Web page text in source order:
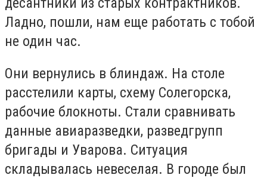
Ладно, пошли, нам еще работать с тобой
не один час.
Они вернулись в блиндаж. На столе
расстелили карты, схему Солегорска,
рабочие блокноты. Стали сравнивать
данные авиаразведки, разведгрупп
бригады и Уварова. Ситуация
складывалась невеселая. В городе был